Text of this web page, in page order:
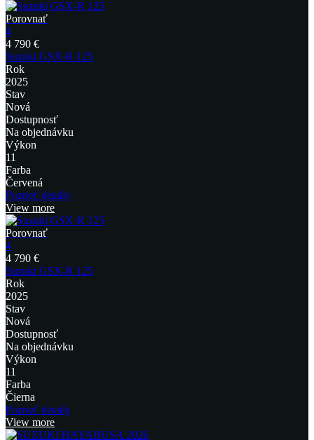
Porovnať
4
4 790 €
Suzuki GSX-R 125
Rok
2025
Stav
Nová
Dostupnosť
Na objednávku
Výkon
11
Farba
Červená
Pozrieť detaily
View more
Porovnať
4
4 790 €
Suzuki GSX-R 125
Rok
2025
Stav
Nová
Dostupnosť
Na objednávku
Výkon
11
Farba
Čierna
Pozrieť detaily
View more